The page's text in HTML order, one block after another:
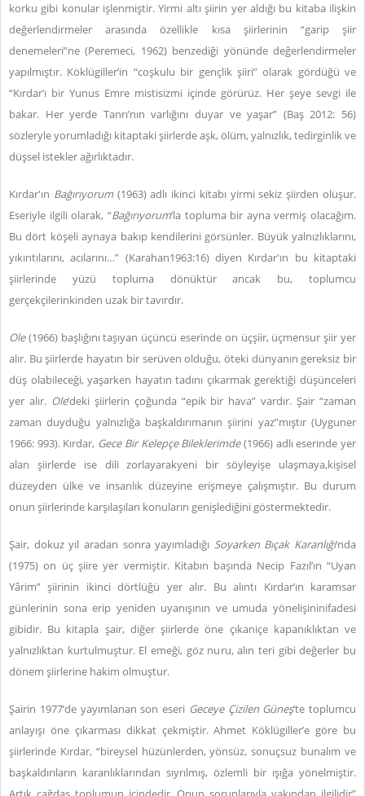
korku gibi konular işlenmiştir. Yirmi altı şiirin yer aldığı bu kitaba ilişkin
değerlendirmeler arasında özellikle kısa şiirlerinin “garip şiir
denemeleri”ne (Peremeci, 1962) benzediği yönünde değerlendirmeler
yapılmıştır. Köklügiller’in “coşkulu bir gençlik şiiri” olarak gördüğü ve
“Kırdar’ı bir Yunus Emre mistisizmi içinde görürüz. Her şeye sevgi ile
bakar. Her yerde Tanrı’nın varlığını duyar ve yaşar” (Baş 2012: 56)
sözleryle yorumladığı kitaptaki şiirlerde aşk, ölüm, yalnızlık, tedirginlik ve
düşsel istekler ağırlıktadır.
Kırdar'ın Bağırıyorum(1963) adlı ikinci kitabı yirmi sekiz şiirden oluşur.
Eseriyle ilgili olarak, “Bağırıyorum’la topluma bir ayna vermiş olacağım.
Bu dört köşeli aynaya bakıp kendilerini görsünler. Büyük yalnızlıklarını,
yıkıntılarını, acılarını…” (Karahan1963:16) diyen Kırdar'ın bu kitaptaki
şiirlerinde yüzü topluma dönüktür ancak bu, toplumcu
gerçekçilerinkinden uzak bir tavırdır.
Ole(1966) başlığını taşıyan üçüncü eserinde on üçşiir, üçmensur şiir yer
alır. Bu şiirlerde hayatın bir serüven olduğu, öteki dünyanın gereksiz bir
düş olabileceği, yaşarken hayatın tadını çıkarmak gerektiği düşünceleri
yer alır. Ole’deki şiirlerin çoğunda “epik bir hava” vardır. Şair “zaman
zaman duyduğu yalnızlığa başkaldırımanın şiirini yaz”mıştır (Uyguner
1966: 993). Kırdar, Gece Bir Kelepçe Bileklerimde(1966) adlı eserinde yer
alan şiirlerde ise dili zorlayarakyeni bir söyleyişe ulaşmaya,kişisel
düzeyden ülke ve insanlık düzeyine erişmeye çalışmıştır. Bu durum
onun şiirlerinde karşılaşılan konuların genişlediğini göstermektedir.
Şair, dokuz yıl aradan sonra yayımladığı Soyarken Bıçak Karanlığı’nda
(1975) on üç şiire yer vermiştir. Kitabın başında Necip Fazıl’ın “Uyan
Yârim” şiirinin ikinci dörtlüğü yer alır. Bu alıntı Kırdar’ın karamsar
günlerinin sona erip yeniden uyanışının ve umuda yönelişininifadesi
gibidir. Bu kitapla şair, diğer şiirlerde öne çıkaniçe kapanıklıktan ve
yalnızlıktan kurtulmuştur. El emeği, göz nuru, alın teri gibi değerler bu
dönem şiirlerine hakim olmuştur.
Şairin 1977’de yayımlanan son eseri Geceye Çizilen Güneş’te toplumcu
anlayışı öne çıkarması dikkat çekmiştir. Ahmet Köklügiller’e göre bu
şiirlerinde Kırdar, “bireysel hüzünlerden, yönsüz, sonuçsuz bunalım ve
başkaldırıların karanlıklarından sıyrılmış, özlemli bir ışığa yönelmiştir.